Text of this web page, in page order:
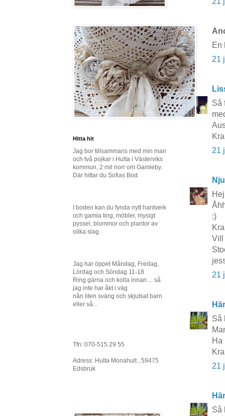
En
21
Så
21
:)
Vill
21
Så
Ha
21
Så
Hitta hit
Jag bor tillsammans med min man
och två pojkar i Hulta i Västerviks
kommun, 2 mil norr om Gamleby.
Där hittar du Sofias Bod.
I boden kan du fynda nytt hantverk
och gamla ting, möbler, mysigt
pyssel, blommor och plantor av
olika slag.
Jag har öppet Måndag, Fredag,
Lördag och Söndag 11-18
Ring gärna och kolla innan.... så
jag inte har åkt i väg
nån liten sväng och skjutsat barn
eller så...
Tfn: 070-515 29 55
Adress: Hulta Monahult , 59475
Edsbruk